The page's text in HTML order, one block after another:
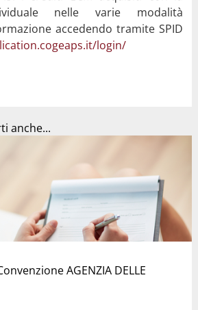
nelle varie modalità
accedendo tramite SPID
login/
anche...
AGENZIA DELLE